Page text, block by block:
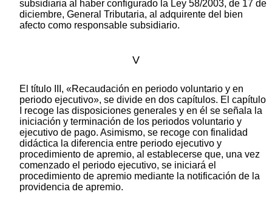
subsidiaria al haber configurado la Ley 58/2003, de 17 de
diciembre, General Tributaria, al adquirente del bien
afecto como responsable subsidiario.
V
El título III, «Recaudación en periodo voluntario y en
periodo ejecutivo», se divide en dos capítulos. El capítulo
I recoge las disposiciones generales y en él se señala la
iniciación y terminación de los periodos voluntario y
ejecutivo de pago. Asimismo, se recoge con finalidad
didáctica la diferencia entre periodo ejecutivo y
procedimiento de apremio, al establecerse que, una vez
comenzado el periodo ejecutivo, se iniciará el
procedimiento de apremio mediante la notificación de la
providencia de apremio.